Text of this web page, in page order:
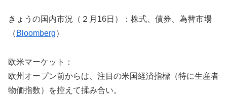
きょうの国内市況（２月16日）：株式、債券、為替市場
（ Bloomberg）
欧米マーケット：
欧州オープン前からは、注目の米国経済指標（特に生産者
物価指数）を控えて揉み合い。